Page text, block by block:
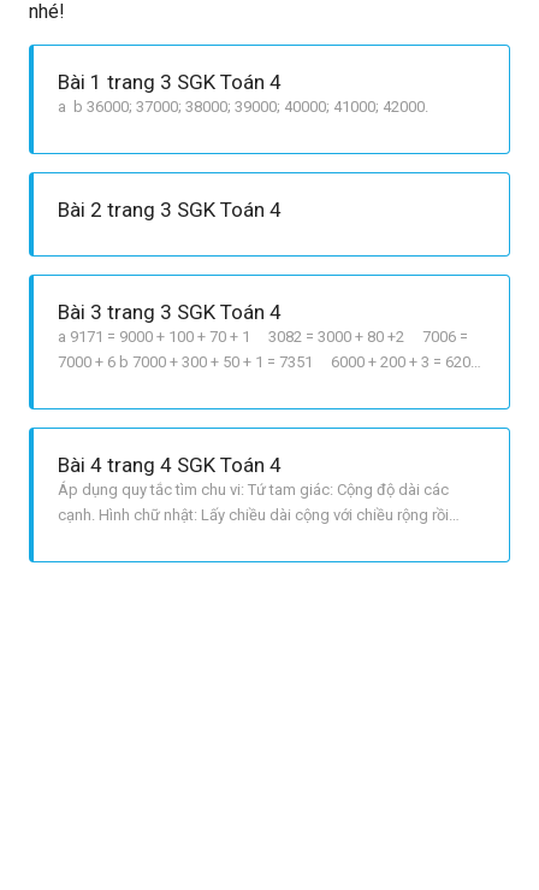
nhé!
Bài 1 trang 3 SGK Toán 4
a b 36000; 37000; 38000; 39000; 40000; 41000; 42000.
Bài 2 trang 3 SGK Toán 4
Bài 3 trang 3 SGK Toán 4
a 9171 = 9000 + 100 + 70 + 1 3082 = 3000 + 80 +2 7006 =
7000 + 6 b 7000 + 300 + 50 + 1 = 7351 6000 + 200 + 3 = 6203
Bài 4 trang 4 SGK Toán 4
Áp dụng quy tắc tìm chu vi: Tứ tam giác: Cộng độ dài các
cạnh. Hình chữ nhật: Lấy chiều dài cộng với chiều rộng rồi
Hình tứ giác ABCD có chu vi là: 6 + 4 + 3 + 4 = 17 cm Hình chữ